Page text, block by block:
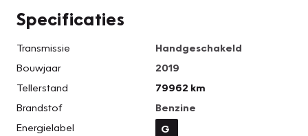
Specificaties
Transmissie
Handgeschakeld
Bouwjaar
2019
Tellerstand
79962 km
Brandstof
Benzine
Energielabel
G